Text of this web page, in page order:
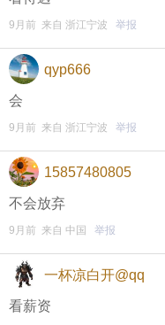
9月前 来自 浙江宁波 举报
qyp666
会
9月前 来自 浙江宁波 举报
15857480805
不会放弃
9月前 来自 中国 举报
一杯凉白开@qq
看薪资